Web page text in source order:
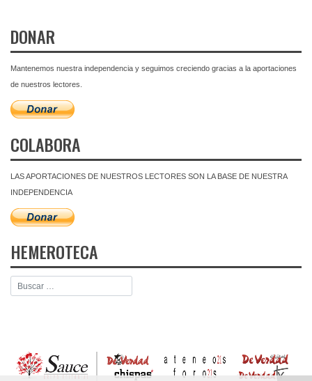
DONAR
Mantenemos nuestra independencia y seguimos creciendo gracias a la aportaciones
de nuestros lectores.
COLABORA
LAS APORTACIONES DE NUESTROS LECTORES SON LA BASE DE NUESTRA
INDEPENDENCIA
HEMEROTECA